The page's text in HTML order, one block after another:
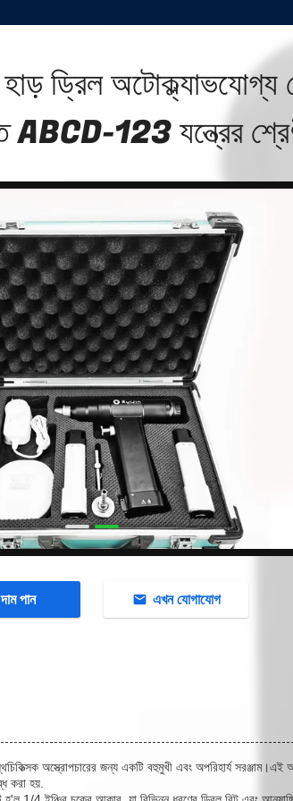
ড্রিল অটোক্ল্যাভযোগ্য
ABCD-123 যন্ত্রের
দাম পান এখন যোগাযোগ
অস্ত্রোপচারের জন্য একটি বহুমুখী এবং অপরিহার্য সরঞ্জাম।এই
করা হয়.